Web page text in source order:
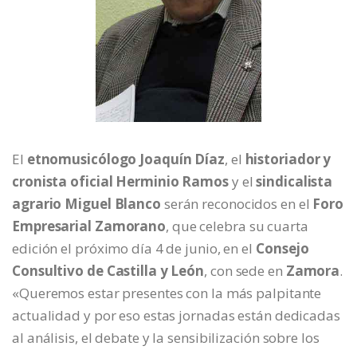
El etnomusicólogo Joaquín Díaz, el historiador y
cronista oficial Herminio Ramosy elsindicalista
agrario Miguel Blanco serán reconocidos en el Foro
Empresarial Zamorano, que celebra su cuarta
edición el próximo día 4 de junio, en el Consejo
Consultivo de Castilla y León, con sede en Zamora.
«Queremos estar presentes con la más palpitante
actualidad y por eso estas jornadas están dedicadas
al análisis, el debate y la sensibilización sobre los